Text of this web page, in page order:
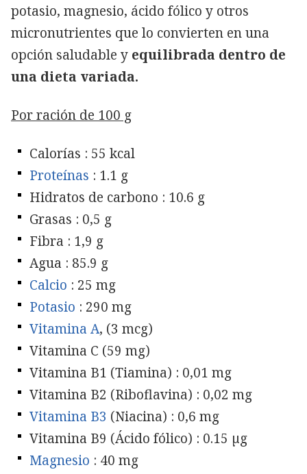
potasio, magnesio, ácido fólico y otros
micronutrientes que lo convierten en una
opción saludable y equilibrada dentro de
una dieta variada.
Por ración de 100 g
Calorías : 55 kcal
Proteínas : 1.1 g
Hidratos de carbono : 10.6 g
Grasas : 0,5 g
Fibra : 1,9 g
Agua : 85.9 g
Calcio : 25 mg
Potasio : 290 mg
Vitamina A, (3 mcg)
Vitamina C (59 mg)
Vitamina B1 (Tiamina) : 0,01 mg
Vitamina B2 (Riboflavina) : 0,02 mg
Vitamina B3 (Niacina) : 0,6 mg
Vitamina B9 (Ácido fólico) : 0.15 µg
Magnesio : 40 mg